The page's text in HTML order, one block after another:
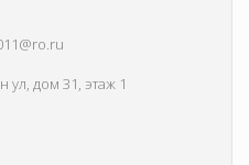
ул, дом 31, этаж 1